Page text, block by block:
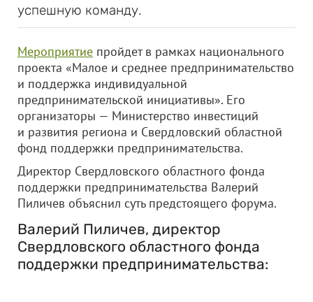
успешную команду.
Мероприятие пройдет в рамках национального
проекта «Малое и среднее предпринимательство
и поддержка индивидуальной
предпринимательской инициативы». Его
организаторы — Министерство инвестиций
и развития региона и Свердловский областной
фонд поддержки предпринимательства.
Директор Свердловского областного фонда
поддержки предпринимательства Валерий
Пиличев объяснил суть предстоящего форума.
Валерий Пиличев, директор
Свердловского областного фонда
поддержки предпринимательства: